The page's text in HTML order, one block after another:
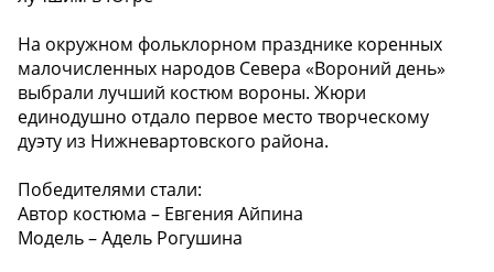
На окружном фольклорном празднике коренных
малочисленных народов Севера «Вороний день»
выбрали лучший костюм вороны. Жюри
единодушно отдало первое место творческому
дуэту из Нижневартовского района.
Победителями стали:
Автор костюма – Евгения Айпина
Модель – Адель Рогушина